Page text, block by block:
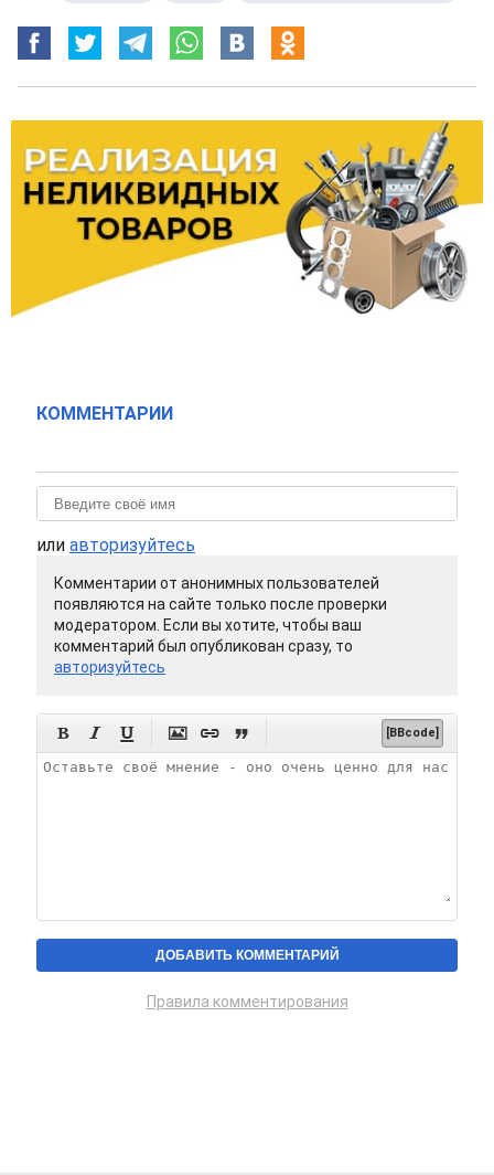
КОММЕНТАРИИ
или авторизуйтесь
Комментарии от анонимных пользователей
появляются на сайте только после проверки
модератором. Если вы хотите, чтобы ваш
комментарий был опубликован сразу, то
авторизуйтесь
      [BBcode]
Правила комментирования